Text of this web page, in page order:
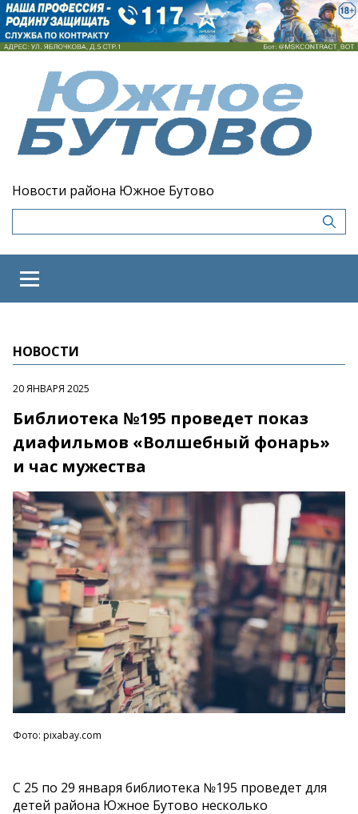
Новости района Южное Бутово
НОВОСТИ
20 ЯНВАРЯ 2025
Библиотека №195 проведет показ
диафильмов «Волшебный фонарь»
и час мужества
Фото: pixabay.com
С 25 по 29 января библиотека №195 проведет для
детей района Южное Бутово несколько